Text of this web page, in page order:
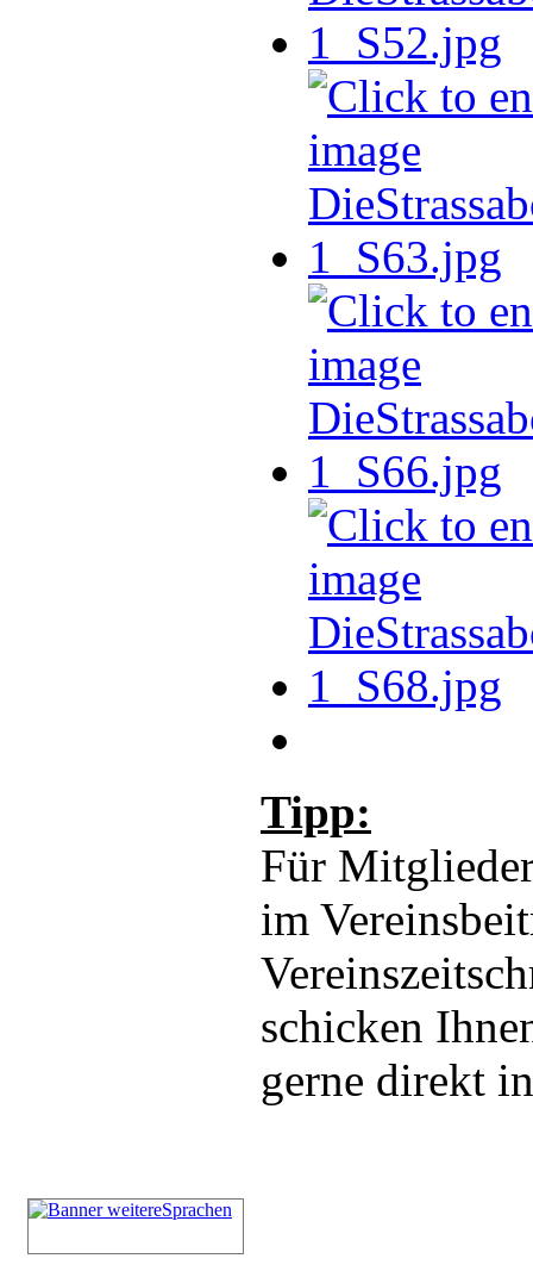
Tipp:
Für
im
schicken
gerne direkt